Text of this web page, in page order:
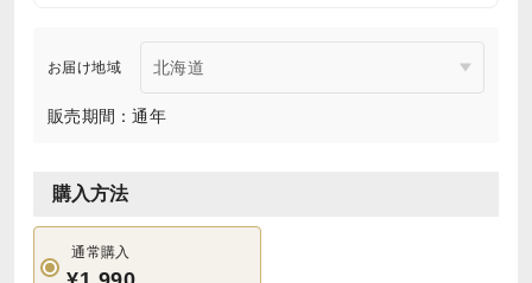
お届け地域
販売期間：通年
購入方法
通常購入